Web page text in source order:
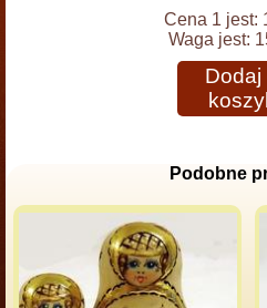
Cena 1 jest:
Waga jest:
Dodaj
Podobne